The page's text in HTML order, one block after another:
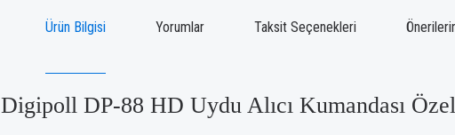
Ürün Bilgisi Yorumlar Taksit Seçenekleri
Digipoll DP-88 HD Uydu Alıcı Kumandası